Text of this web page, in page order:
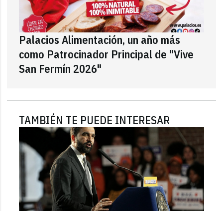
Palacios Alimentación, un año más
como Patrocinador Principal de "Vive
San Fermín 2026"
TAMBIÉN TE PUEDE INTERESAR